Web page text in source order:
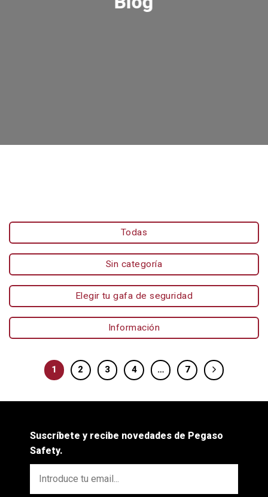
Todas
Sin categoría
Elegir tu gafa de seguridad
Información
1 2 3 4 … 7
Suscríbete y recibe novedades de Pegaso
Safety.